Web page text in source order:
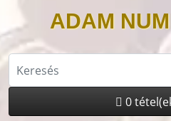
ADAM
0